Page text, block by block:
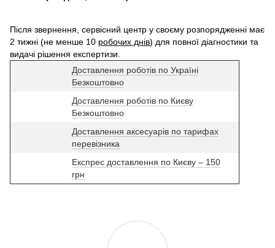
Після звернення, сервісний центр у своєму розпорядженні має
2 тижні (не менше 10 робочих днів) для повної діагностики та
видачі рішення експертизи.
Доставлення роботів по Україні
Безкоштовно
Доставлення роботів по Києву
Безкоштовно
Доставлення аксесуарів по тарифах
перевізника
Експрес доставлення по Києву – 150
грн